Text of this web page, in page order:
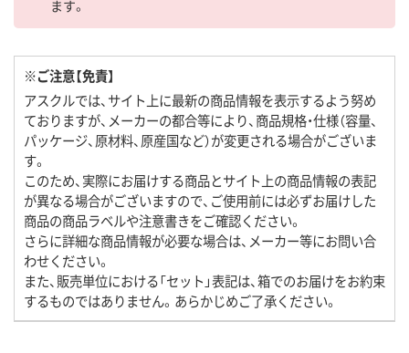
ます。
※ご注意【免責】
アスクルでは、サイト上に最新の商品情報を表示するよう努め
ておりますが、メーカーの都合等により、商品規格・仕様（容量、
パッケージ、原材料、原産国など）が変更される場合がございま
す。
このため、実際にお届けする商品とサイト上の商品情報の表記
が異なる場合がございますので、ご使用前には必ずお届けした
商品の商品ラベルや注意書きをご確認ください。
さらに詳細な商品情報が必要な場合は、メーカー等にお問い合
わせください。
また、販売単位における「セット」表記は、箱でのお届けをお約束
するものではありません。あらかじめご了承ください。